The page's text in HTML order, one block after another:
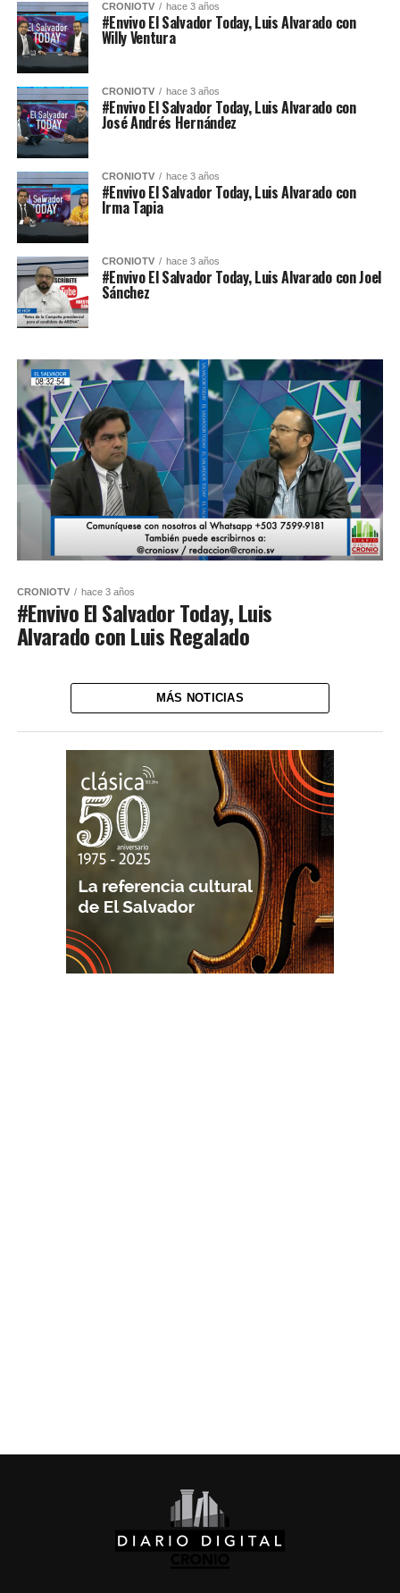
CRONIOTV hace 3 años
#Envivo El Salvador Today, Luis Alvarado con
Willy Ventura
CRONIOTV hace 3 años
#Envivo El Salvador Today, Luis Alvarado con
José Andrés Hernández
CRONIOTV hace 3 años
#Envivo El Salvador Today, Luis Alvarado con
Irma Tapia
CRONIOTV hace 3 años
#Envivo El Salvador Today, Luis Alvarado con Joel
Sánchez
CRONIOTV hace 3 años
#Envivo El Salvador Today, Luis
Alvarado con Luis Regalado
MÁS NOTICIAS